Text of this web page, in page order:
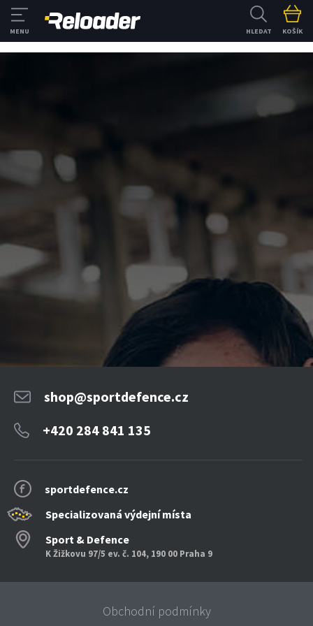
HLEDAT KOŠÍK
sportdefence.cz
Specializovaná výdejní místa
Sport & Defence
K Žižkovu 97/5 ev. č. 104, 190 00 Praha 9
shop@sportdefence.cz
+420 284 841 135
Obchodní podmínky